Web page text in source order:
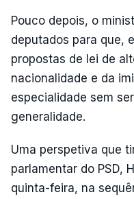
Pouco depois, o
deputados para que,
propostas de lei de
nacionalidade e da
especialidade sem
generalidade.
Uma perspetiva que
parlamentar do PSD,
quinta-feira, na